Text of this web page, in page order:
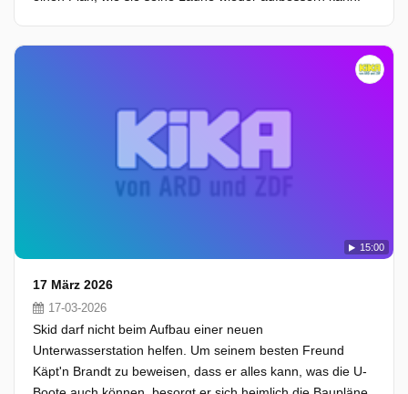
15:00
17 März 2026
17-03-2026
Skid darf nicht beim Aufbau einer neuen
Unterwasserstation helfen. Um seinem besten Freund
Käpt'n Brandt zu beweisen, dass er alles kann, was die U-